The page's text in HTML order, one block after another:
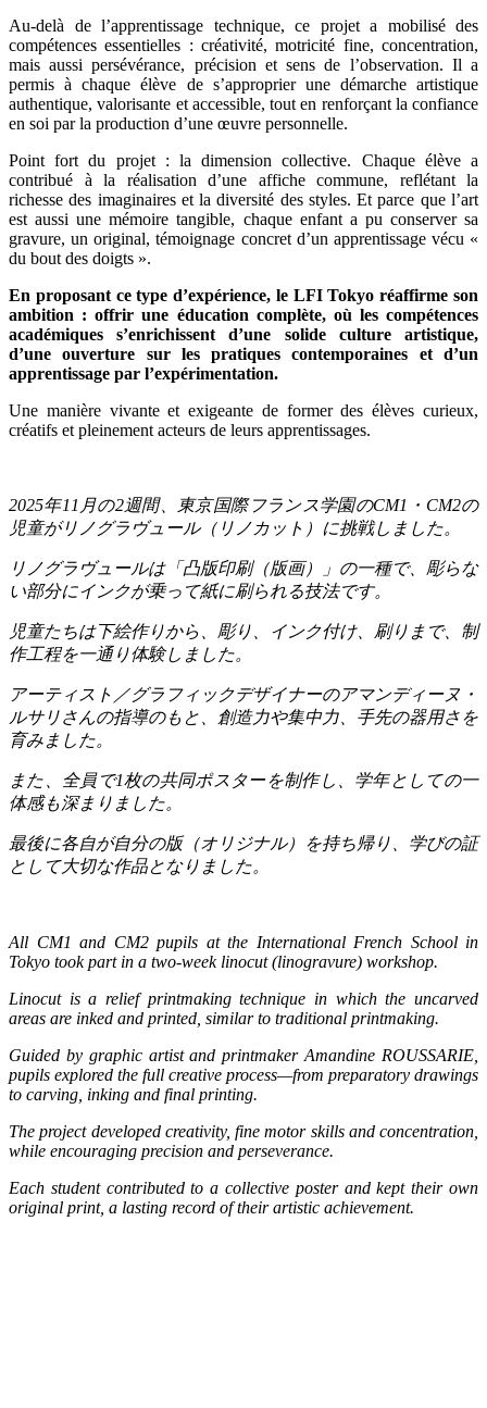
Au-delà de l’apprentissage technique, ce projet a mobilisé des
compétences essentielles : créativité, motricité fine, concentration,
mais aussi persévérance, précision et sens de l’observation. Il a
permis à chaque élève de s’approprier une démarche artistique
authentique, valorisante et accessible, tout en renforçant la confiance
en soi par la production d’une œuvre personnelle.
Point fort du projet : la dimension collective. Chaque élève a
contribué à la réalisation d’une affiche commune, reflétant la
richesse des imaginaires et la diversité des styles. Et parce que l’art
est aussi une mémoire tangible, chaque enfant a pu conserver sa
gravure, un original, témoignage concret d’un apprentissage vécu «
du bout des doigts ».
En proposant ce type d’expérience, le LFI Tokyo réaffirme son
ambition : offrir une éducation complète, où les compétences
académiques s’enrichissent d’une solide culture artistique,
d’une ouverture sur les pratiques contemporaines et d’un
apprentissage par l’expérimentation.
Une manière vivante et exigeante de former des élèves curieux,
créatifs et pleinement acteurs de leurs apprentissages.
2025年11 月の2週間、東京国際フランス学園のCM1 ・ CM2の
児童がリノグラヴュール（リノカット）に挑戦しました。
リノグラヴュールは「凸版印刷（版画）」の一種で、彫らな
い部分にインクが乗って紙に刷られる技法です。
児童たちは下絵作りから、彫り、インク付け、刷りまで、制
作工程を一通り体験しました。
アーティスト／グラフィックデザイナーのアマンディーヌ・
ルサリさんの指導のもと、創造力や集中力、手先の器用さを
育みました。
また、全員で1枚の共同ポスターを制作し、学年としての一
体感も深まりました。
最後に各自が自分の版（オリジナル）を持ち帰り、学びの証
として大切な作品となりました。
All CM1 and CM2 pupils at the International French School in
Tokyo took part in a two-week linocut (linogravure) workshop.
Linocut is a relief printmaking technique in which the uncarved
areas are inked and printed, similar to traditional printmaking.
Guided by graphic artist and printmaker Amandine ROUSSARIE,
pupils explored the full creative process—from preparatory drawings
to carving, inking and final printing.
The project developed creativity, fine motor skills and concentration,
while encouraging precision and perseverance.
Each student contributed to a collective poster and kept their own
original print, a lasting record of their artistic achievement.